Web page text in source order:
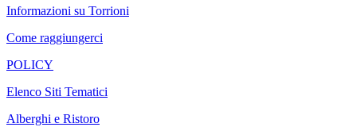
Informazioni su Torrioni
Come raggiungerci
POLICY
Elenco Siti Tematici
Alberghi e Ristoro